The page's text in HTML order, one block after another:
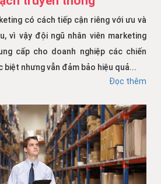
có cách tiếp cận riêng với ưu và
vì vậy đội ngũ nhân viên marketing
cấp cho doanh nghiệp các chiến
biệt nhưng vẫn đảm bảo hiệu quả...
Đọc thêm